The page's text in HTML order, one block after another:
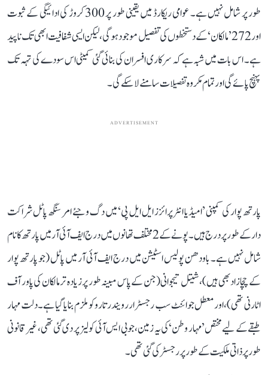
طور پر شامل نہیں ہے۔ عوامی ریکارڈ میں یقینی طور پر 300 کروڑ کی ادائیگی کے ثبوت
اور 272 ’مالکان‘ کے دستخطوں کی تفصیل موجود ہوگی، لیکن ایسی شفافیت ابھی تک ناپید
ہے۔ اس بات میں شبہ ہے کہ سرکاری افسران کی بنائی گئی کمیٹی اس سودے کی تہہ تک
پہنچ پائے گی اور تمام مکروہ تفصیلات سامنے لا سکے گی۔
ADVERTISEMENT
پارتھ پوار کی کمپنی ’امیڈیا انٹرپرائزز ایل ایل پی‘ میں دگ وجئے امر سنگھ پاٹل شراکت
دار کے طور پر درج ہیں۔ پونے کے 2 مختلف تھانوں میں درج ایف آئی آر میں پارتھ کا نام
شامل نہیں ہے۔ باودھن پولیس اسٹیشن میں درج ایف آئی آر میں پاٹل (جو پارتھ پوار
کے چچازاد بھی ہیں)، شیتل تیجوانی (جن کے پاس مبینہ طور پر زیادہ تر مالکان کی پاور آف
اٹارنی تھی)، اور معطل جوائنٹ سب رجسٹرار رویندر تارو کو ملزم بنایا گیا ہے۔ دلت مہار
طبقے کے لیے مختص ’مہار وطن‘ کی یہ زمین، جو بی ایس آئی کو لیز پر دی گئی تھی، غیر قانونی
طور پر ذاتی ملکیت کے طور پر رجسٹر کی گئی تھی۔